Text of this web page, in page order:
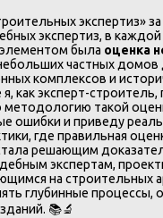
экспертиз»
экспертиз, в
была оценка
частных домов
комплексов и
как эксперт-
такой
ошибки и приведу
где правильная
решающим
экспертам,
на строительных
глубинные
📚🔬